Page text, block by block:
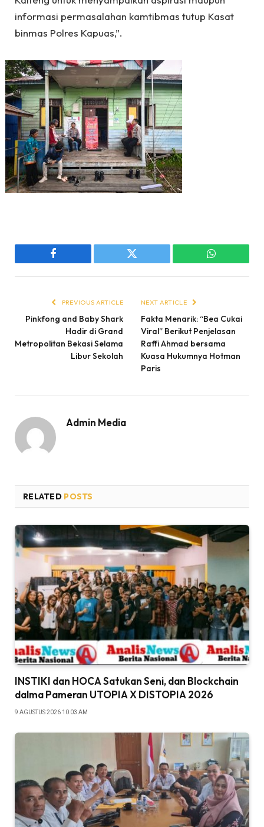
informasi permasalahan kamtibmas tutup Kasat
binmas Polres Kapuas,”.
Facebook Twitter WhatsApp
PREVIOUS ARTICLE
Pinkfong and Baby Shark
Hadir di Grand
Metropolitan Bekasi Selama
Libur Sekolah
NEXT ARTICLE
Fakta Menarik: “Bea Cukai
Viral” Berikut Penjelasan
Raffi Ahmad bersama
Kuasa Hukumnya Hotman
Paris
Admin Media
RELATED POSTS
INSTIKI dan HOCA Satukan Seni, dan Blockchain
dalma Pameran UTOPIA X DISTOPIA 2026
9 AGUSTUS 2026 10:03 AM